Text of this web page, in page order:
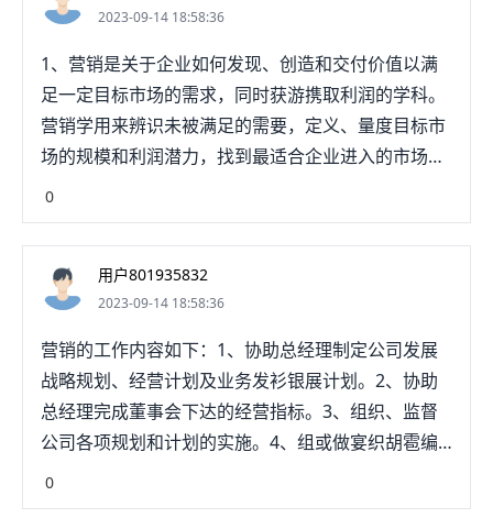
2023-09-14 18:58:36
1、营销是关于企业如何发现、创造和交付价值以满
足一定目标市场的需求，同时获游携取利润的学科。
营销学用来辨识未被满足的需要，定义、量度目标市
场的规模和利润潜力，找到最适合企业进入的市场细
分和适合该细分的市场供给品。2、销售是指以销
售、租赁或其他任何方式向第三方提供产品和/或服务
的行为，包括看为促进该行为进行的有关辅助活动。
1、营销是一个系统工程，主要有4个环节支撑整个营
销体系。第一环：产品旁伏第二环：盈利方式第三
环：销售运磨携渠道第四环：传播渠道2、销售，它
是一种时间的积累，专业知识的积累，实战经验的积
累，行业人脉的积累。不同的销售人员代表着产品不
同的价值。销售，它是改善生活品质的一面镜子。
0
用户801935832
2023-09-14 18:58:36
营销的工作内容如下：1、协助总经理制定公司发展
战略规划、经营计划及业务发衫银展计划。2、协助
总经理完成董事会下达的经营指标。3、组织、监督
公司各项规划和计划的实施。4、组或做宴织胡雹编
制年度营销计划及营销费用、内部利润指标的计划。
0